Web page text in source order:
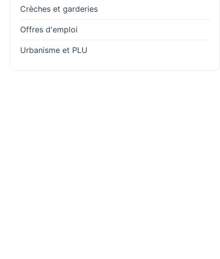
Crèches et garderies
Offres d'emploi
Urbanisme et PLU